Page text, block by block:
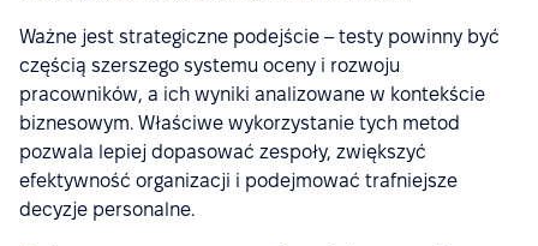
Ważne jest strategiczne podejście – testy powinny być
częścią szerszego systemu oceny i rozwoju
pracowników, a ich wyniki analizowane w kontekście
biznesowym. Właściwe wykorzystanie tych metod
pozwala lepiej dopasować zespoły, zwiększyć
efektywność organizacji i podejmować trafniejsze
decyzje personalne.